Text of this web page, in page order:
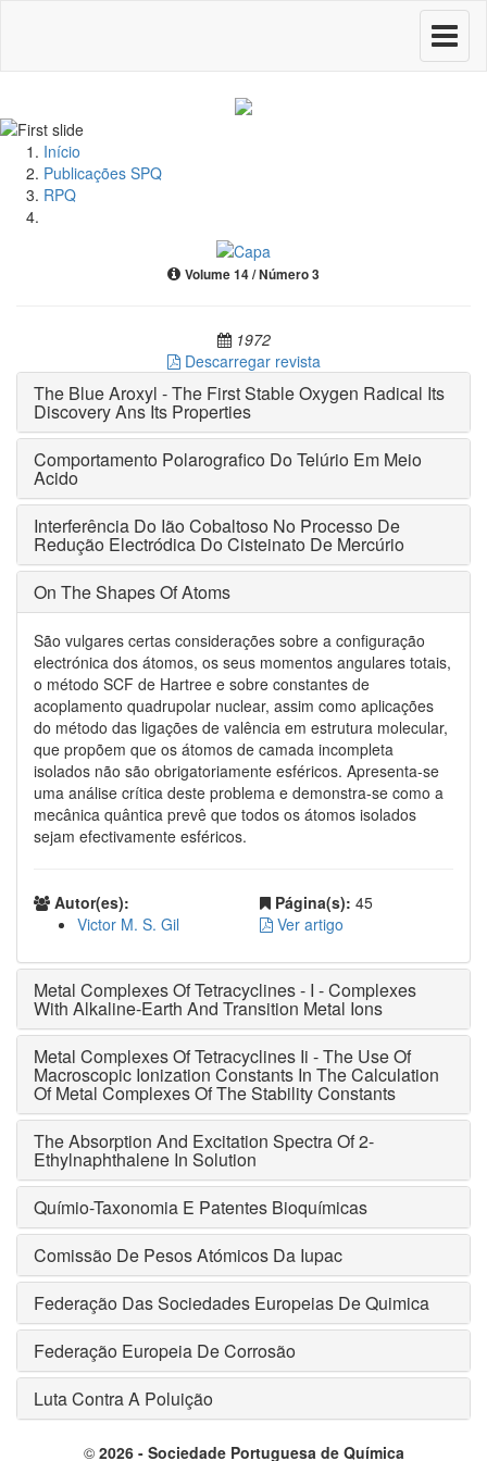
Toggle
Início
Publicações SPQ
RPQ
Volume 14 / Número 3
1972
Descarregar revista
The Blue Aroxyl - The First Stable Oxygen Radical Its
Discovery Ans Its Properties
Comportamento Polarografico Do Telúrio Em Meio
Acido
Interferência Do Ião Cobaltoso No Processo De
Redução Electródica Do Cisteinato De Mercúrio
On The Shapes Of Atoms
São vulgares certas considerações sobre a configuração
electrónica dos átomos, os seus momentos angulares totais,
o método SCF de Hartree e sobre constantes de
acoplamento quadrupolar nuclear, assim como aplicações
do método das ligações de valência em estrutura molecular,
que propõem que os átomos de camada incompleta
isolados não são obrigatoriamente esféricos. Apresenta-se
uma análise crítica deste problema e demonstra-se como a
mecânica quântica prevê que todos os átomos isolados
sejam efectivamente esféricos.
Autor(es):
Victor M. S. Gil
Página(s): 45
Ver artigo
Metal Complexes Of Tetracyclines - I - Complexes
With Alkaline-Earth And Transition Metal Ions
Metal Complexes Of Tetracyclines Ii - The Use Of
Macroscopic Ionization Constants In The Calculation
Of Metal Complexes Of The Stability Constants
The Absorption And Excitation Spectra Of 2-
Ethylnaphthalene In Solution
Químio-Taxonomia E Patentes Bioquímicas
Comissão De Pesos Atómicos Da Iupac
Federação Das Sociedades Europeias De Quimica
Federação Europeia De Corrosão
Luta Contra A Poluição
© 2026 - Sociedade Portuguesa de Química